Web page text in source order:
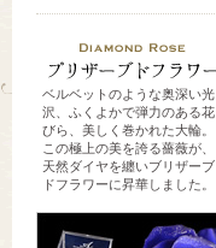
ベルベットのような奥深い光
沢、ふくよかで弾力のある花
びら、美しく巻かれた大輪。
この極上の美を誇る薔薇が、
天然ダイヤを纏いブリザーブ
ドフラワーに昇華しました。